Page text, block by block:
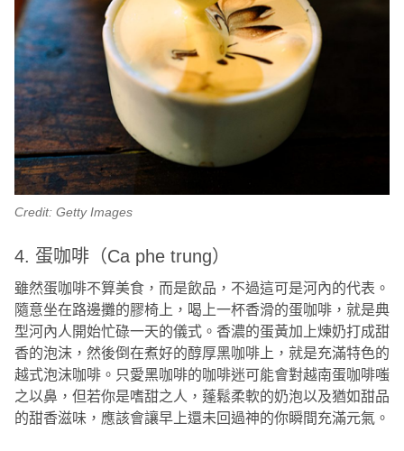
Credit: Getty Images
4. 蛋咖啡（Ca phe trung）
雖然蛋咖啡不算美食，而是飲品，不過這可是河內的代表。
隨意坐在路邊攤的膠椅上，喝上一杯香滑的蛋咖啡，就是典
型河內人開始忙碌一天的儀式。香濃的蛋黃加上煉奶打成甜
香的泡沫，然後倒在煮好的醇厚黑咖啡上，就是充滿特色的
越式泡沫咖啡。只愛黑咖啡的咖啡迷可能會對越南蛋咖啡嗤
之以鼻，但若你是嗜甜之人，蓬鬆柔軟的奶泡以及猶如甜品
的甜香滋味，應該會讓早上還未回過神的你瞬間充滿元氣。